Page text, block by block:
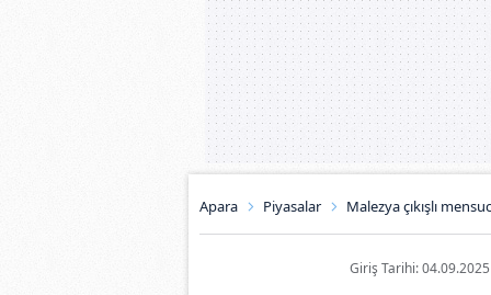
Apara Piyasalar Malezya çıkışlı
Giriş Tarihi: